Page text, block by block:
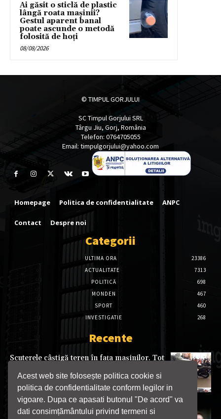
Acest web site folosește politica cookie si
politica de confidentialitate conform legilor in
vigoare. Dupa ce apasati butonul "De acord" va
dati consimțământului privind termeni si
Ai găsit o sticlă de plastic
lângă roata mașinii?
Gestul aparent banal
poate ascunde o metodă
folosită de hoți
08/08/2026
© TIMPUL GORJULUI
SC Timpul Gorjului SRL
Târgu Jiu, Gorj, România
Telefon: 0764705055
Email: timpulgorjului@yahoo.com
Homepage Politica de confidentialitate ANPC
Contact Despre noi
Categorii
ULTIMA ORA
23386
ACTUALITATE
7313
POLITICĂ
698
MONDEN
467
SPORT
460
INVESTIGATIE
268
Recente
Scuterele câștigă teren în fața mașinilor. Tot
evita traficul și a reduce costurile
08/08/2026
Cristian Bușoi: Redeschiderea unor centrale